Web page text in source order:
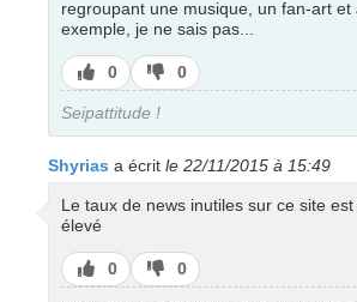
regroupant une musique, un fan-art
exemple, je ne sais pas...
J’aime
0
J’aime
pas
0
Seipattitude !
Shyrias a écrit le 22/11/2015 à 15:49
Le taux de news inutiles sur ce site
élevé
J’aime
0
J’aime
pas
0